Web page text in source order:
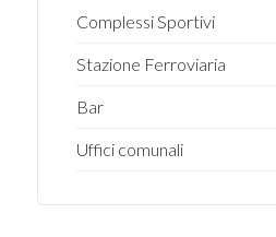
Complessi Sportivi
Stazione Ferroviaria
Bar
Uffici comunali